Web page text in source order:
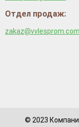
Отдел продаж:
zakaz@vvlesprom.com
© 2023